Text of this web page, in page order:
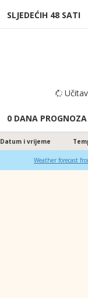
SLJEDEĆIH 48 SATI
0 DANA PROGNOZA
Datum i vrijeme
Weather forecast